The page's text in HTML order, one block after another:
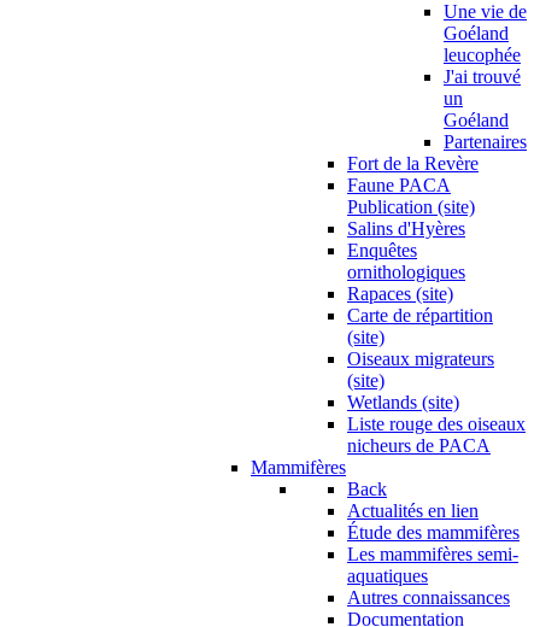
Une vie de
Goéland
leucophée
J'ai trouvé
un
Goéland
Partenaires
Fort de la Revère
Faune PACA
Publication (site)
Salins d'Hyères
Enquêtes
ornithologiques
Rapaces (site)
Carte de répartition
(site)
Oiseaux migrateurs
(site)
Wetlands (site)
Liste rouge des oiseaux
nicheurs de PACA
Mammifères
Back
Actualités en lien
Étude des mammifères
Les mammifères semi-
aquatiques
Autres connaissances
Documentation